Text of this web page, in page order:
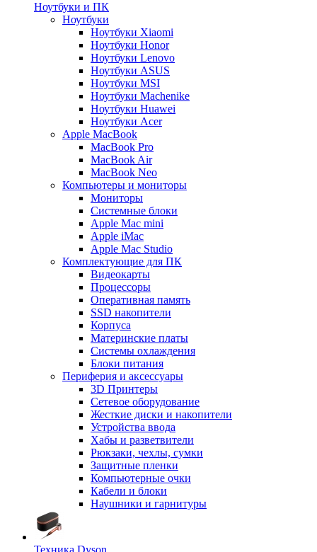
Ноутбуки и ПК
Ноутбуки
Ноутбуки Xiaomi
Ноутбуки Honor
Ноутбуки Lenovo
Ноутбуки ASUS
Ноутбуки MSI
Ноутбуки Machenike
Ноутбуки Huawei
Ноутбуки Acer
Apple MacBook
MacBook Pro
MacBook Air
MacBook Neo
Компьютеры и мониторы
Мониторы
Системные блоки
Apple Mac mini
Apple iMac
Apple Mac Studio
Комплектующие для ПК
Видеокарты
Процессоры
Оперативная память
SSD накопители
Корпуса
Материнские платы
Системы охлаждения
Блоки питания
Периферия и аксессуары
3D Принтеры
Сетевое оборудование
Жесткие диски и накопители
Устройства ввода
Хабы и разветвители
Рюкзаки, чехлы, сумки
Защитные пленки
Компьютерные очки
Кабели и блоки
Наушники и гарнитуры
Техника Dyson